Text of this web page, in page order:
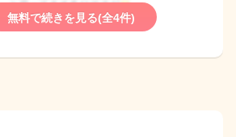
無料で続きを見る(全4件)